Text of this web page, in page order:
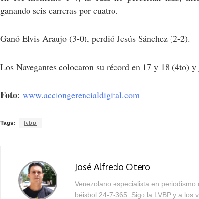
ganando seis carreras por cuatro.
Ganó Elvis Araujo (3-0), perdió Jesús Sánchez (2-2).
Los Navegantes colocaron su récord en 17 y 18 (4to) y
Foto: www.acciongerencialdigital.com
Tags: lvbp
José Alfredo Otero
Venezolano especialista en
béisbol 24-7-365. Sigo la LVBP y a los